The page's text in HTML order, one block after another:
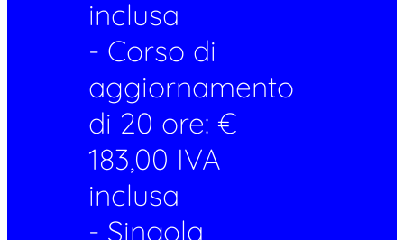
inclusa
- Corso di
aggiornamento
di 20 ore: €
183,00 IVA
inclusa
- Singola